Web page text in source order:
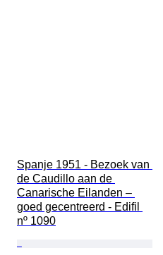
Spanje 1951 - Bezoek van
de Caudillo aan de
Canarische Eilanden –
goed gecentreerd - Edifil
nº 1090